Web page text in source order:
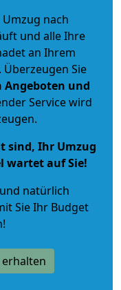
nach
und alle Ihre
an Ihrem
Sie
Angeboten und
Service wird
sind, Ihr Umzug
wartet auf Sie!
natürlich
Sie Ihr Budget